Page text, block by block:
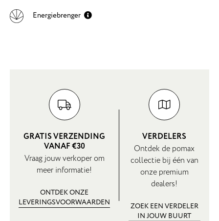
Energiebrenger
GRATIS VERZENDING
VANAF €30
Vraag jouw verkoper om
meer informatie!
ONTDEK ONZE
LEVERINGSVOORWAARDEN
VERDELERS
Ontdek de pomax
collectie bij één van
onze premium
dealers!
ZOEK EEN VERDELER
IN JOUW BUURT